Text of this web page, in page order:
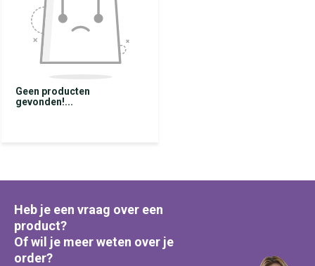
Geen producten
gevonden!...
Heb je een vraag over een
product?
Of wil je meer weten over je
order?